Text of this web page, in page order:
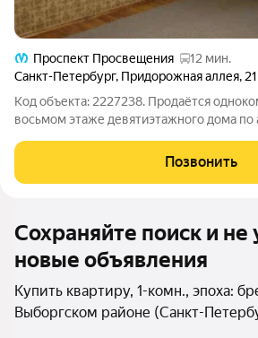
Проспект Просвещения
12 мин.
Санкт-Петербург, Придорожная аллея, 21
Код объекта: 2227238. Продаётся
восьмом этаже девятиэтажного дома
Общая площадь квартиры составляет
из которых 18
Позвонить
Сохраняйте поиск и не
новые объявления
Купить квартиру, 1-комн., эпоха:
Выборгском районе (Санкт-